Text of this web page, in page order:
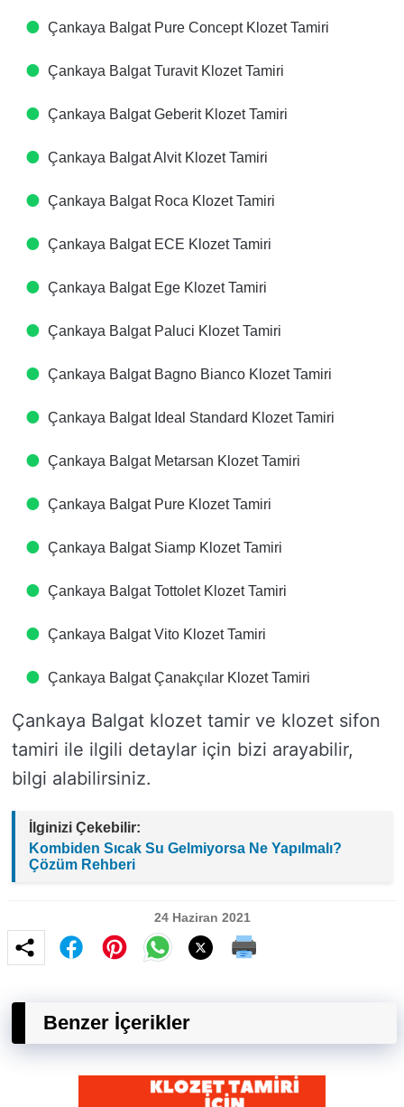
Çankaya Balgat Pure Concept Klozet Tamiri
Çankaya Balgat Turavit Klozet Tamiri
Çankaya Balgat Geberit Klozet Tamiri
Çankaya Balgat Alvit Klozet Tamiri
Çankaya Balgat Roca Klozet Tamiri
Çankaya Balgat ECE Klozet Tamiri
Çankaya Balgat Ege Klozet Tamiri
Çankaya Balgat Paluci Klozet Tamiri
Çankaya Balgat Bagno Bianco Klozet Tamiri
Çankaya Balgat Ideal Standard Klozet Tamiri
Çankaya Balgat Metarsan Klozet Tamiri
Çankaya Balgat Pure Klozet Tamiri
Çankaya Balgat Siamp Klozet Tamiri
Çankaya Balgat Tottolet Klozet Tamiri
Çankaya Balgat Vito Klozet Tamiri
Çankaya Balgat Çanakçılar Klozet Tamiri
Çankaya Balgat klozet tamir ve klozet sifon
tamiri ile ilgili detaylar için bizi arayabilir,
bilgi alabilirsiniz.
İlginizi Çekebilir:
Kombiden Sıcak Su Gelmiyorsa Ne Yapılmalı?
Çözüm Rehberi
24 Haziran 2021
Benzer İçerikler